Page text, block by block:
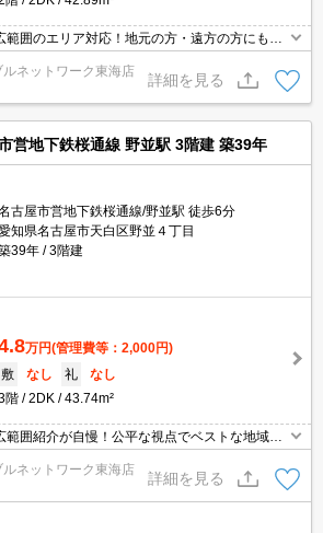
範囲のエリア対応！地元の方・遠方の方にも公
だけ・オンライン可！
ネットワーク東海店
詳細を見る
営地下鉄桜通線 野並駅 3階建 築39年
古屋市営地下鉄桜通線/野並駅 徒歩6分
知県名古屋市天白区野並４丁目
39年
3階建
万円(管理費等：2,000円)
敷
なし 礼
なし
階
2DK 43.74m²
範囲紹介が自慢！公平な視点でベストな地域を
集合・オンライン対応！
ネットワーク東海店
詳細を見る